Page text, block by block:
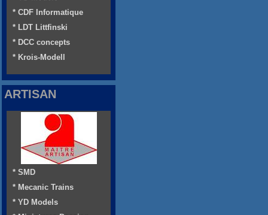
* CDF Informatique
* LDT Littfinski
* DCC concepts
* Krois-Modell
ARTISAN
* SMD
* Mecanic Trains
* YD Models